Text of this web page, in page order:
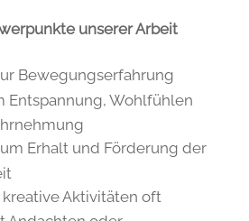
Bewegungserfahrung
Entspannung, Wohlfühlen
Erhalt und Förderung der
Aktivitäten oft
Andachten oder